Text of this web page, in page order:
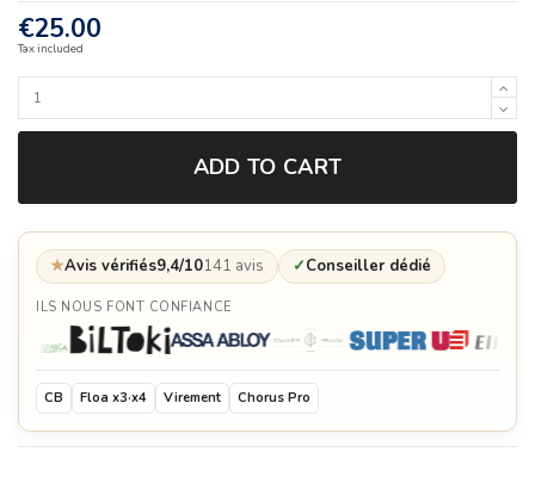
€25.00
Tax included
ADD TO CART
★Avis vérifiés9,4/10141 avis ✓Conseiller dédié
ILS NOUS FONT CONFIANCE
CB Floa x3·x4 Virement Chorus Pro